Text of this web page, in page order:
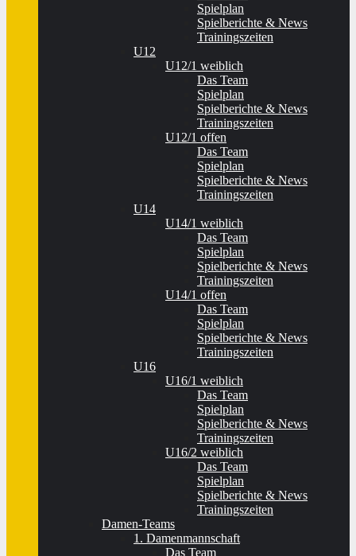
Spielplan
Spielberichte & News
Trainingszeiten
U12
U12/1 weiblich
Das Team
Spielplan
Spielberichte & News
Trainingszeiten
U12/1 offen
Das Team
Spielplan
Spielberichte & News
Trainingszeiten
U14
U14/1 weiblich
Das Team
Spielplan
Spielberichte & News
Trainingszeiten
U14/1 offen
Das Team
Spielplan
Spielberichte & News
Trainingszeiten
U16
U16/1 weiblich
Das Team
Spielplan
Spielberichte & News
Trainingszeiten
U16/2 weiblich
Das Team
Spielplan
Spielberichte & News
Trainingszeiten
Damen-Teams
1. Damenmannschaft
Das Team